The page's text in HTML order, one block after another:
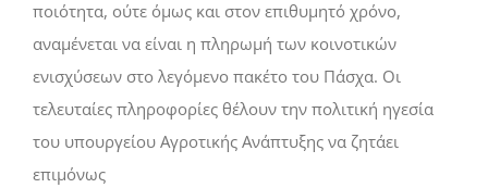
ποιότητα, ούτε όμως και στον επιθυμητό χρόνο,
αναμένεται να είναι η πληρωμή των κοινοτικών
ενισχύσεων στο λεγόμενο πακέτο του Πάσχα. Οι
τελευταίες πληροφορίες θέλουν την πολιτική ηγεσία
του υπουργείου Αγροτικής Ανάπτυξης να ζητάει
επιμόνως